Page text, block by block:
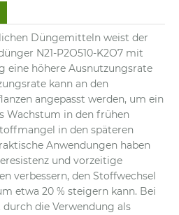
Düngemitteln weist der
N21-P2O510-K2O7 mit
eine höhere Ausnutzungsrate
kann an den
angepasst werden, um ein
Wachstum in den frühen
in den späteren
Anwendungen haben
und vorzeitige
verbessern, den Stoffwechsel
etwa 20 % steigern kann. Bei
die Verwendung als